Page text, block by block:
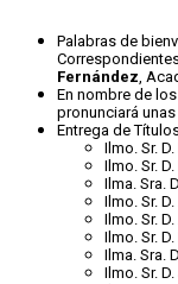
Palabras de
Fernández,
En nombre de
pronunciará unas
Entrega de
Ilmo. Sr.
Ilmo. Sr.
Ilma. Sra.
Ilmo. Sr.
Ilmo. Sr.
Ilmo. Sr.
Ilma. Sra.
Ilmo. Sr.